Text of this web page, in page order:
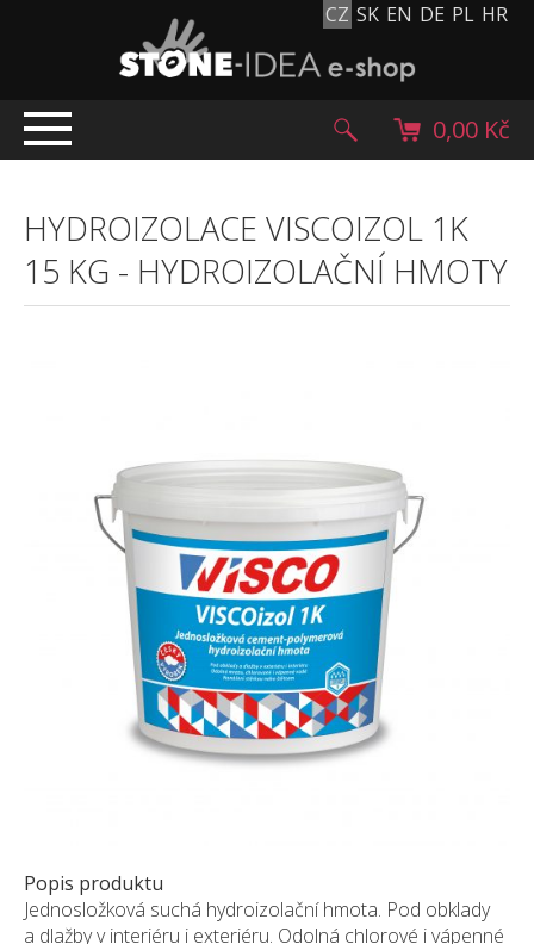
CZ SK EN DE PL HR
TOP NABÍDKA
PRODUKTY
Mlatové povrchy
Kamenné dlažby a obklady
Oblázky, valouny a granulát
Kamenné bloky
Výrobky z kamene na zakázku
BERA GRAVEL FIX
Creative Floor
KAMENNÉ DLAŽBY, OBKLADY
MLATOVÉ POVRCHY
0,00 Kč
HYDROIZOLACE VISCOIZOL 1K
15 KG - HYDROIZOLAČNÍ HMOTY
Popis produktu
Jednosložková suchá hydroizolační hmota. Pod obklady
a dlažby v interiéru i exteriéru. Odolná chlorové i vápenné